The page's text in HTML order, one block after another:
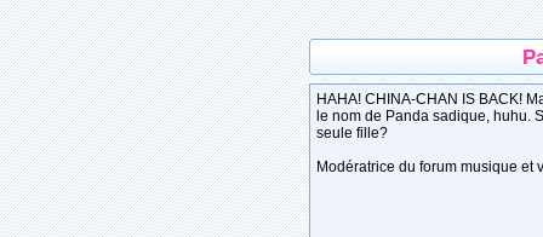
HAHA! CHINA-CHAN IS BACK!
le nom de Panda sadique, huhu.
seule fille?
Modératrice du forum musique et